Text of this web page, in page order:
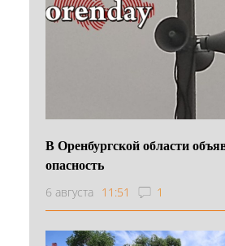
В Оренбургской области
опасность
6 августа 11:51 1